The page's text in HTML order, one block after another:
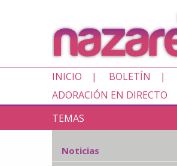
INICIO BOLETÍN
ADORACIÓN EN DIRECTO
TEMAS
Noticias